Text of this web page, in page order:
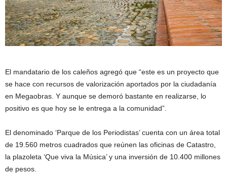
El mandatario de los caleños agregó que “este es un proyecto que
se hace con recursos de valorización aportados por la ciudadanía
en Megaobras. Y aunque se demoró bastante en realizarse, lo
positivo es que hoy se le entrega a la comunidad”.
El denominado ‘Parque de los Periodistas’ cuenta con un área total
de 19.560 metros cuadrados que reúnen las oficinas de Catastro,
la plazoleta ‘Que viva la Música’ y una inversión de 10.400 millones
de pesos.